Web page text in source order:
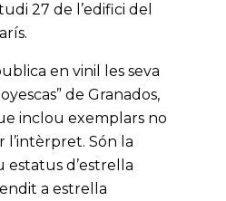
27 de l’edifici del
en vinil les seva
de Granados,
inclou exemplars no
l’intèrpret. Són la
estatus d’estrella
a estrella